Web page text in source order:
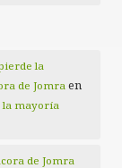
la
de Jomra en
la mayoría
de Jomra